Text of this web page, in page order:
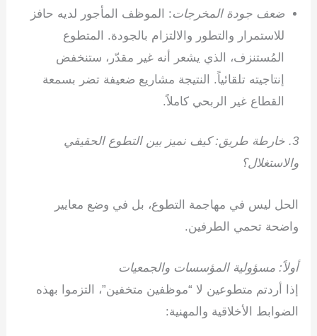
ضعف جودة المخرجات : الموظف المأجور لديه حافز
للاستمرار والتطور والالتزام بالجودة. المتطوع
المُستنزف، الذي يشعر أنه غير مقدّر، ستنخفض
إنتاجيته تلقائياً. النتيجة مشاريع ضعيفة تضر بسمعة
القطاع غير الربحي كاملاً.
3. خارطة طريق: كيف نميز بين التطوع الحقيقي
والاستغلال؟
الحل ليس في مهاجمة التطوع، بل في وضع معايير
واضحة تحمي الطرفين.
أولاً: مسؤولية المؤسسات والجمعيات
إذا أردتم متطوعين لا “موظفين متخفين”، التزموا بهذه
الضوابط الأخلاقية والمهنية: